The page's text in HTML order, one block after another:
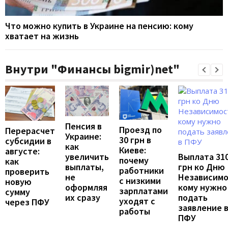
Что можно купить в Украине на пенсию: кому
хватает на жизнь
Внутри "Финансы bigmir)net"
Перерасчет
субсидии в
августе:
как
проверить
новую
сумму
через ПФУ
Пенсия в
Украине:
как
увеличить
выплаты,
не
оформляя
их сразу
Проезд по
30 грн в
Киеве:
почему
работники
с низкими
зарплатами
уходят с
работы
Выплата
грн ко Дню
кому нужно
подать
заявление в
ПФУ